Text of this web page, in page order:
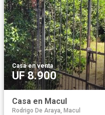
Casa·en venta
UF 8.900
Casa en Macul
Rodrigo De Araya, Macul